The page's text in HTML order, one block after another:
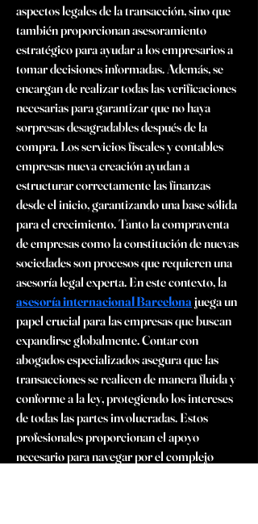
aspectos legales de la transacción, sino que
también proporcionan asesoramiento
estratégico para ayudar a los empresarios a
tomar decisiones informadas. Además, se
encargan de realizar todas las verificaciones
necesarias para garantizar que no haya
sorpresas desagradables después de la
compra. Los servicios fiscales y contables
empresas nueva creación ayudan a
estructurar correctamente las finanzas
desde el inicio, garantizando una base sólida
para el crecimiento. Tanto la compraventa
de empresas como la constitución de nuevas
sociedades son procesos que requieren una
asesoría legal experta. En este contexto, la
asesoría internacional Barcelona juega un
papel crucial para las empresas que buscan
expandirse globalmente. Contar con
abogados especializados asegura que las
transacciones se realicen de manera fluida y
conforme a la ley, protegiendo los intereses
de todas las partes involucradas. Estos
profesionales proporcionan el apoyo
necesario para navegar por el complejo